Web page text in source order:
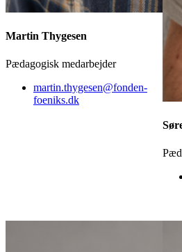
Martin Thygesen
Pædagogisk medarbejder
martin.thygesen@fonden-
foeniks.dk